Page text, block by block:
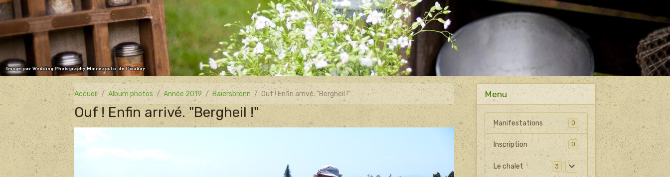
Accueil Album photos Année 2019 Baiersbronn Ouf ! Enfin arrivé. "Bergheil !"
Ouf ! Enfin arrivé. "Bergheil !"
Menu
Manifestations 0
Inscription 0
Le chalet 3